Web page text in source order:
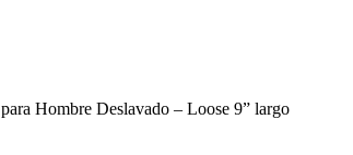
Hombre Deslavado – Loose 9” largo